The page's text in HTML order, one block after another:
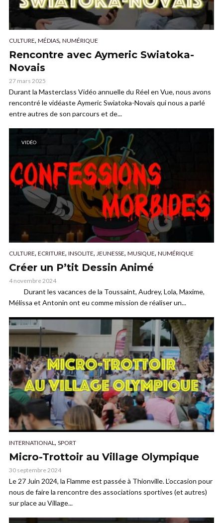
CULTURE, MÉDIAS, NUMÉRIQUE
Rencontre avec Aymeric Swiatoka-
Novais
27 mars 2025
Durant la Masterclass Vidéo annuelle du Réel en Vue, nous avons
rencontré le vidéaste Aymeric Swiatoka-Novais qui nous a parlé
entre autres de son parcours et de...
VIDÉO
CULTURE, ECRITURE, INSOLITE, JEUNESSE, MUSIQUE, NUMÉRIQUE
Créer un P’tit Dessin Animé
4 novembre 2024
Durant les vacances de la Toussaint, Audrey, Lola, Maxime,
Mélissa et Antonin ont eu comme mission de réaliser un...
INTERNATIONAL, SPORT
Micro-Trottoir au Village Olympique
30 septembre 2024
Le 27 Juin 2024, la Flamme est passée à Thionville. L’occasion pour
nous de faire la rencontre des associations sportives (et autres)
sur place au Village...